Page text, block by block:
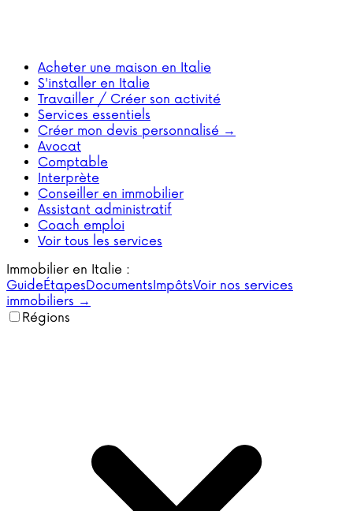
Acheter une maison en Italie
S'installer en Italie
Travailler / Créer son activité
Services essentiels
Créer mon devis personnalisé →
Avocat
Comptable
Interprète
Conseiller en immobilier
Assistant administratif
Coach emploi
Voir tous les services
Immobilier en Italie :
GuideÉtapesDocumentsImpôtsVoir nos services
immobiliers →
Régions